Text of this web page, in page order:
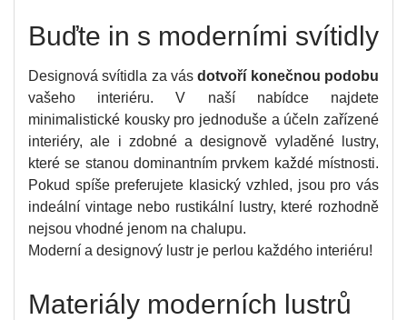
Buďte in s moderními svítidly
Designová svítidla za vásdotvoří konečnou podobu
vašeho interiéru. V naší nabídce najdete
minimalistické kousky pro jednoduše a účeln zařízené
interiéry, ale i zdobné a designově vyladěné lustry,
které se stanou dominantním prvkem každé místnosti.
Pokud spíše preferujete klasický vzhled, jsou pro vás
indeální vintage nebo rustikální lustry, které rozhodně
nejsou vhodné jenom na chalupu.
Moderní a designový lustr je perlou každého interiéru!
Materiály moderních lustrů